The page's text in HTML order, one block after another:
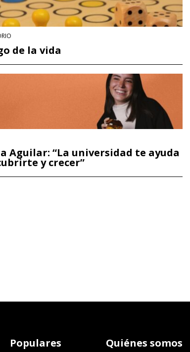
de la vida
Aguilar: “La universidad te ayuda
y crecer”
Populares Quiénes somos